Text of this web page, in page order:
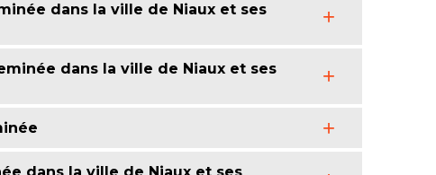
dans la ville de Niaux et ses
dans la ville de Niaux et ses